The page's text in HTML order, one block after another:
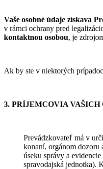
Vaše osobné údaje získava
v rámci ochrany pred
kontaktnou osobou, je
Ak by ste v niektorých
3. PRÍJEMCOVIA
Prevádzkovateľ má v
konaní, orgánom dozoru
úseku správy a
spravodajská jednotka).